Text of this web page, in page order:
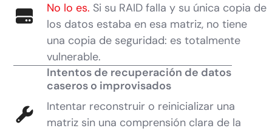
No lo es. Si su RAID falla y su única copia de
los datos estaba en esa matriz, no tiene
una copia de seguridad: es totalmente
vulnerable.
Intentos de recuperación de datos
caseros o improvisados
Intentar reconstruir o reinicializar una
matriz sin una comprensión clara de la